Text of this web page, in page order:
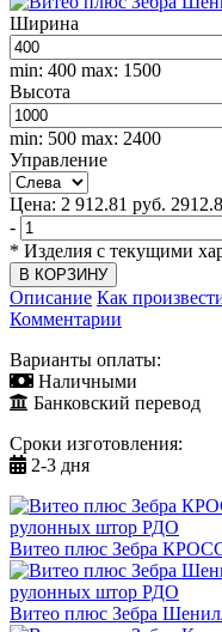
Ширина
min: 400 max: 1500
Высота
min: 500 max: 2400
Управление
Цена: 2 912.81 руб.
-
* Изделия с текущими
Описание Как
Комментарии
Варианты оплаты:
Наличными
Банковский перевод
Сроки изготовления:
2-3 дня
Витео плюс Зебра
Витео плюс Зебра